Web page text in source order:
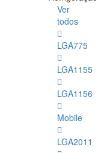
Ver
todos
LGA775
LGA1155
LGA1156
Mobile
LGA2011